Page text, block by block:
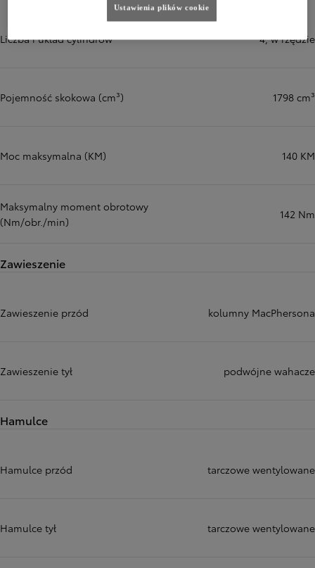
Liczba i układ cylindrów 4, w rzędzie
Pojemność skokowa (cm³) 1798 cm³
Moc maksymalna (KM) 140 KM
Maksymalny moment obrotowy
(Nm/obr./min)
142 Nm
Zawieszenie
Zawieszenie przód kolumny MacPhersona
Zawieszenie tył podwójne wahacze
Hamulce
Hamulce przód tarczowe wentylowane
Hamulce tył tarczowe wentylowane
Ustawienia plików cookie